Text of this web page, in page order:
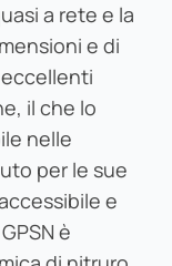
a rete e la
e di
il che lo
nelle
per le sue
e
è